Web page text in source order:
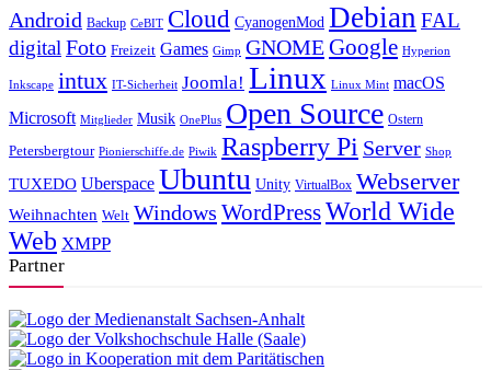
Android Backup CeBIT Cloud CyanogenMod Debian FAL
digital Foto Freizeit Games Gimp GNOMEGoogle Hyperion
Inkscape intux IT-Sicherheit Joomla! Linux Linux Mint macOS
Microsoft Mitglieder Musik OnePlus Open Source Ostern
Petersbergtour Pionierschiffe.de Piwik Raspberry Pi Server Shop
TUXEDO Uberspace Ubuntu Unity VirtualBox Webserver
Weihnachten Welt Windows WordPressWorld Wide
Web XMPP
Partner